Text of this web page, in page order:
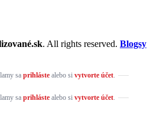
. All rights reserved. Blogsy
sa prihlástealebo si vytvorte účet.